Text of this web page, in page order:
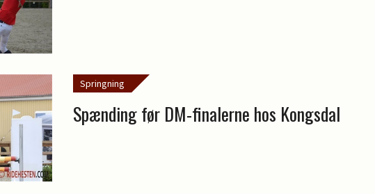
Springning
Spænding før DM-finalerne hos Kongsdal